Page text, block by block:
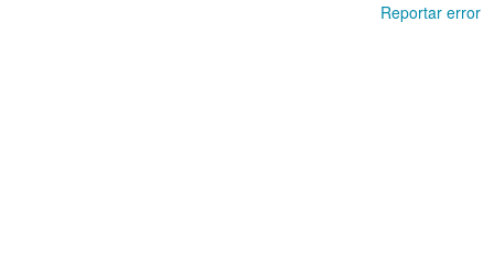
Reportar error